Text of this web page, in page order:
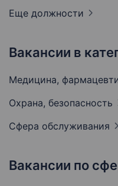
Еще должности
Вакансии в
Медицина,
Охрана, безопасность
Сфера обслуживания
Вакансии по